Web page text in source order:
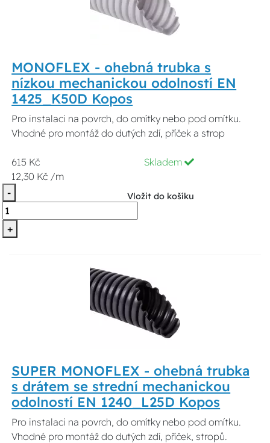
MONOFLEX - ohebná trubka s
nízkou mechanickou odolností EN
1425_K50D Kopos
Pro instalaci na povrch, do omítky nebo pod omítku.
Vhodné pro montáž do dutých zdí, příček a strop
615 Kč
12,30 Kč /m
Skladem
-
+
Vložit do košíku
SUPER MONOFLEX - ohebná trubka
s drátem se strední mechanickou
odolností EN 1240_L25D Kopos
Pro instalaci na povrch, do omítky nebo pod omítku.
Vhodné pro montáž do dutých zdí, příček, stropů.